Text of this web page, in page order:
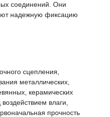
соединений. Они
надежную фиксацию
сцепления,
металлических,
керамических
влаги,
прочность